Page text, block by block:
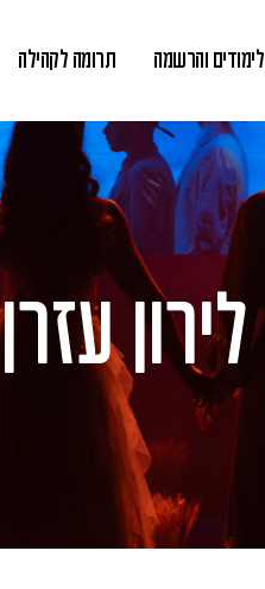
לימודים והרשמה תרומה לקהילה
לירון עזרן